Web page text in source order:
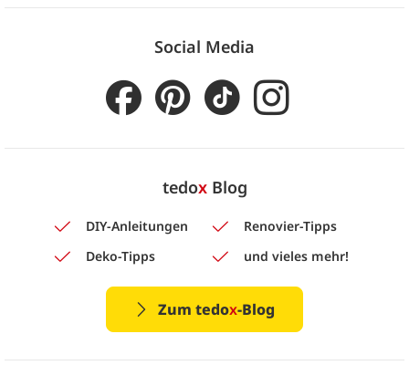
Social Media
tedoxBlog
DIY-Anleitungen
Renovier-Tipps
Deko-Tipps
und vieles mehr!
Zum tedox-Blog